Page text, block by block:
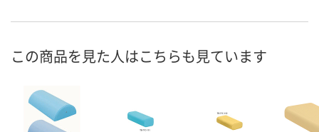
この商品を見た人はこちらも見ています